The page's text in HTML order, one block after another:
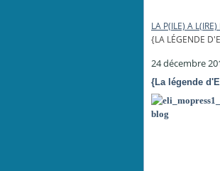
LA P(ILE) A
{LA LÉGENDE
24 décembre
{La légende